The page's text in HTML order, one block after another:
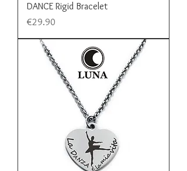
DANCE Rigid Bracelet
Price
€29.90